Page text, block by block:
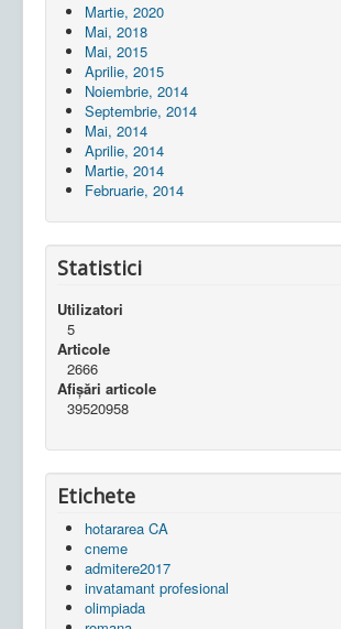
Martie, 2020
Mai, 2018
Mai, 2015
Aprilie, 2015
Noiembrie, 2014
Septembrie, 2014
Mai, 2014
Aprilie, 2014
Martie, 2014
Februarie, 2014
Statistici
Utilizatori
5
Articole
2666
Afișări articole
39520958
Etichete
hotararea CA
cneme
admitere2017
invatamant profesional
olimpiada